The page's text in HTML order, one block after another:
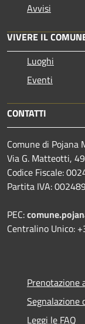
Avvisi
VIVERE IL
Luoghi
Eventi
CONTATTI
Comune di Pojana
Via G. Matteotti,
Codice Fiscale:
Partita IVA:
PEC:
Centralino Unico:
Prenotazione
Segnalazione
Leggi le FAQ